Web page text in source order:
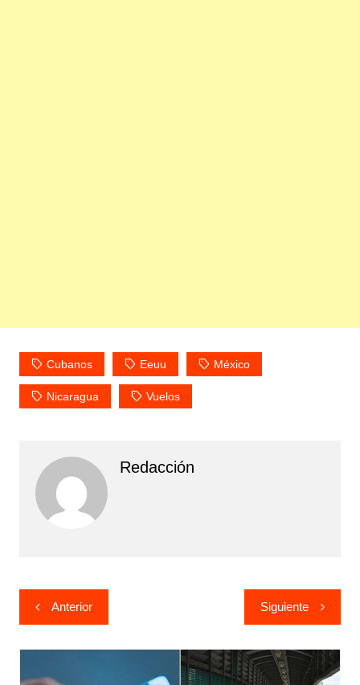
Cubanos Eeuu México
Nicaragua Vuelos
Redacción
Navegación
de
entradas
Anterior Siguiente